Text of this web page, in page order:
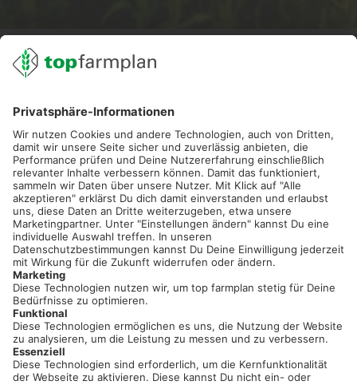
02501 801 44 84
service@topfarmplan.de
Sei immer auf dem Laufenden!
Neue Features, spannende Tipps und hilfreiche Anleitungen!
Registriere dich kostenlos!